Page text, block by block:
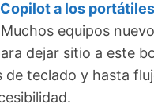
a los
equipos
dejar sitio a este
de teclado y hasta